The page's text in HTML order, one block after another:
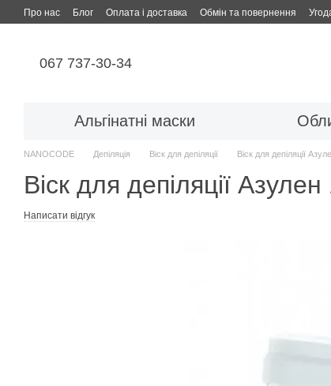
Перейти до основного контенту
Про нас Блог Оплата і доставка Обмін та повернення
067 737-30-34
Альгінатні маски
NANOCODE Депіляція Віск для депіляції Віск для депіляції
Віск для депіляції
Написати відгук